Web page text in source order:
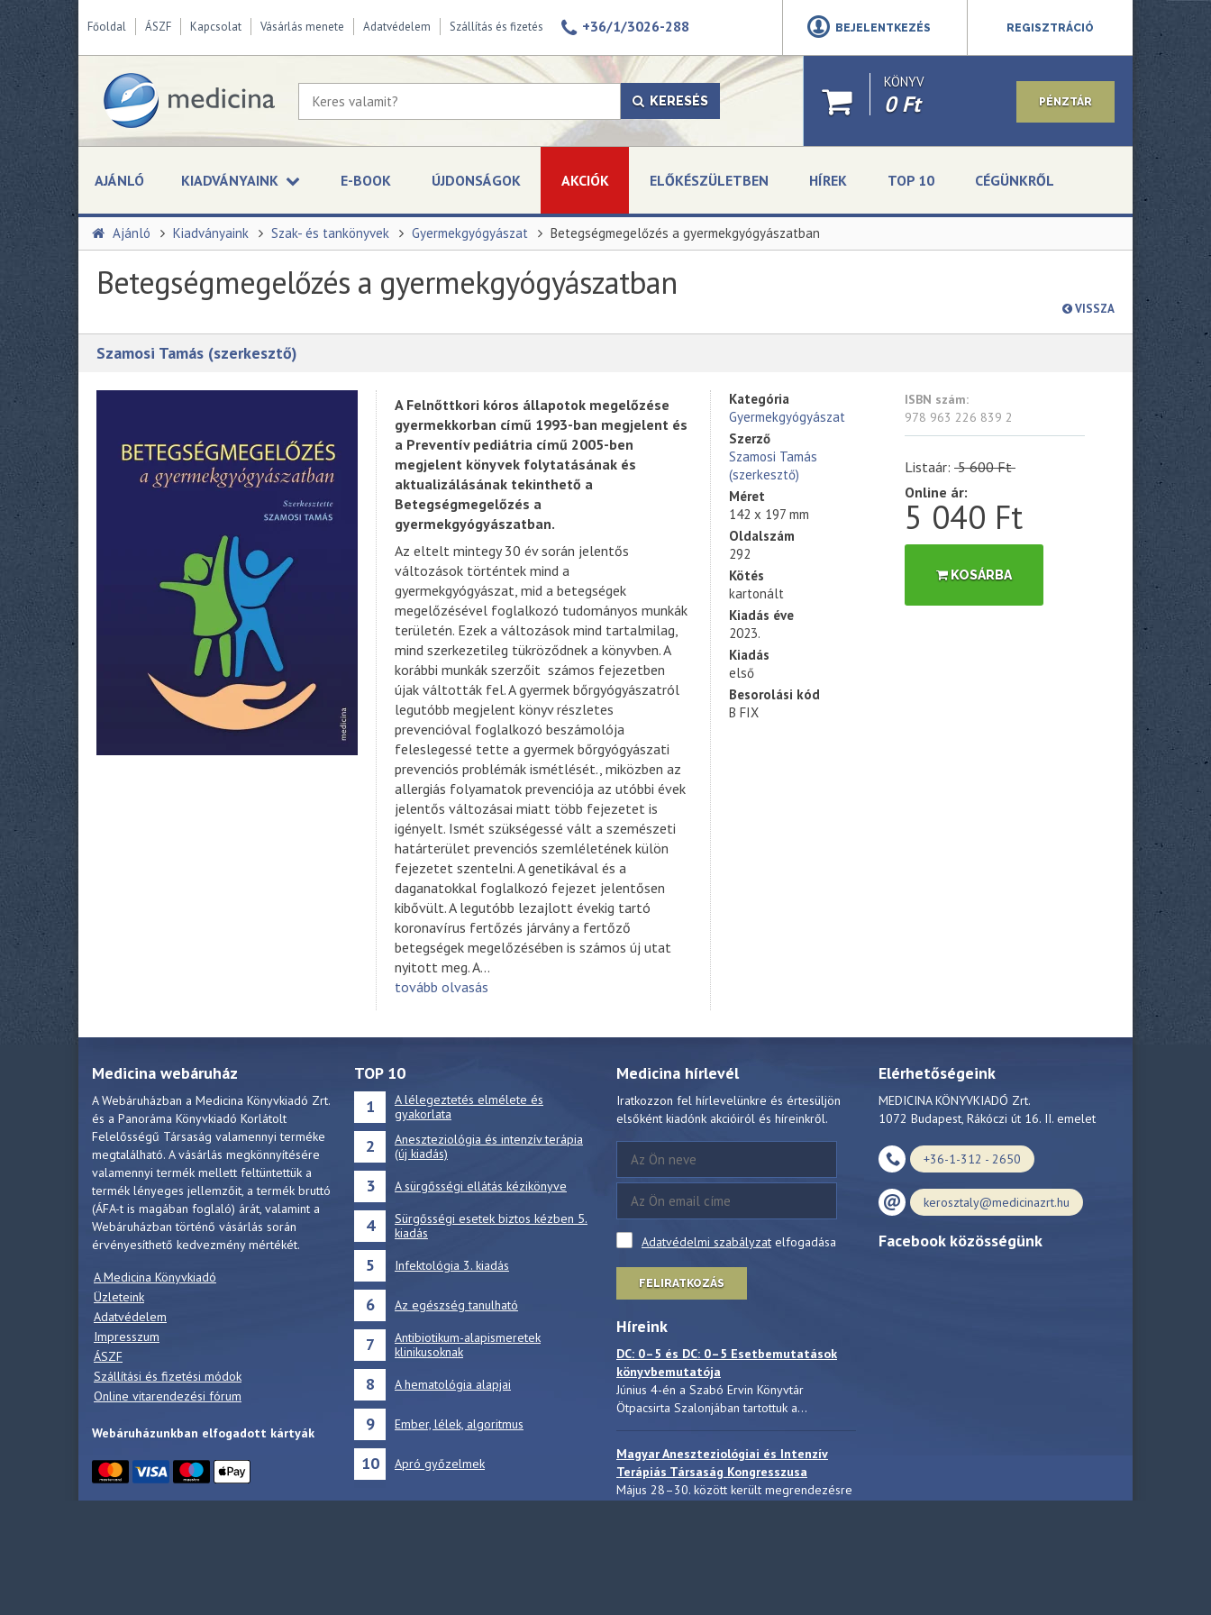
Főoldal ÁSZF Kapcsolat Vásárlás menete Adatvédelem Szállítás és fizetés +36/1/3026-288 BEJELENTKEZÉS REGISZTRÁCIÓ
KÖNYV
0 Ft PÉNZTÁR
KERESÉS
AJÁNLÓ KIADVÁNYAINK E-BOOK ÚJDONSÁGOK AKCIÓK ELŐKÉSZÜLETBEN HÍREK TOP 10 CÉGÜNKRŐL
Ajánló Kiadványaink Szak- és tankönyvek Gyermekgyógyászat Betegségmegelőzés a gyermekgyógyászatban
Betegségmegelőzés a gyermekgyógyászatban
Szamosi Tamás (szerkesztő)
VISSZA
A Felnőttkori kóros állapotok megelőzése
gyermekkorban című 1993-ban megjelent és
a Preventív pediátria című 2005-ben
megjelent könyvek folytatásának és
aktualizálásának tekinthető a
Betegségmegelőzés a
gyermekgyógyászatban.
Az eltelt mintegy 30 év során jelentős
változások történtek mind a
gyermekgyógyászat, mid a betegségek
megelőzésével foglalkozó tudományos munkák
területén. Ezek a változások mind tartalmilag,
mind szerkezetileg tükröződnek a könyvben. A
korábbi munkák szerzőit számos fejezetben
újak váltották fel. A gyermek bőrgyógyászatról
legutóbb megjelent könyv részletes
prevencióval foglalkozó beszámolója
feleslegessé tette a gyermek bőrgyógyászati
prevenciós problémák ismétlését., miközben az
allergiás folyamatok prevenciója az utóbbi évek
jelentős változásai miatt több fejezetet is
igényelt. Ismét szükségessé vált a szemészeti
határterület prevenciós szemléletének külön
fejezetet szentelni. A genetikával és a
daganatokkal foglalkozó fejezet jelentősen
kibővült. A legutóbb lezajlott évekig tartó
koronavírus fertőzés járvány a fertőző
betegségek megelőzésében is számos új utat
nyitott meg. A...
tovább olvasás
Kategória
Gyermekgyógyászat
Szerző
Szamosi Tamás
(szerkesztő)
Méret
142 x 197 mm
Oldalszám
292
Kötés
kartonált
Kiadás éve
2023.
Kiadás
első
Besorolási kód
B FIX
ISBN szám:
978 963 226 839 2
Listaár: 5 600 Ft
Online ár:
5 040 Ft
KOSÁRBA
Medicina webáruház
A Webáruházban a Medicina Könyvkiadó Zrt.
és a Panoráma Könyvkiadó Korlátolt
Felelősségű Társaság valamennyi terméke
megtalálható. A vásárlás megkönnyítésére
valamennyi termék mellett feltüntettük a
termék lényeges jellemzőit, a termék bruttó
(ÁFA-t is magában foglaló) árát, valamint a
Webáruházban történő vásárlás során
érvényesíthető kedvezmény mértékét.
A Medicina Könyvkiadó
Üzleteink
Adatvédelem
Impresszum
ÁSZF
Szállítási és fizetési módok
Online vitarendezési fórum
Webáruházunkban elfogadott kártyák
TOP 10
1
A lélegeztetés elmélete és
gyakorlata
2
Aneszteziológia és intenzív terápia
(új kiadás)
3 A sürgősségi ellátás kézikönyve
4
Sürgősségi esetek biztos kézben 5.
kiadás
5 Infektológia 3. kiadás
6 Az egészség tanulható
7
Antibiotikum-alapismeretek
klinikusoknak
8 A hematológia alapjai
9 Ember, lélek, algoritmus
10 Apró győzelmek
Medicina hírlevél
Iratkozzon fel hírlevelünkre és értesüljön
elsőként kiadónk akcióiról és híreinkről.
Adatvédelmi szabályzat elfogadása
FELIRATKOZÁS
Híreink
DC: 0–5 és DC: 0–5 Esetbemutatások
könyvbemutatója
Június 4-én a Szabó Ervin Könyvtár
Ötpacsirta Szalonjában tartottuk a...
Magyar Aneszteziológiai és Intenzív
Terápiás Társaság Kongresszusa
Május 28–30. között került megrendezésre
Elérhetőségeink
MEDICINA KÖNYVKIADÓ Zrt.
1072 Budapest, Rákóczi út 16. II. emelet
+36-1-312 - 2650
kerosztaly@medicinazrt.hu
Facebook közösségünk